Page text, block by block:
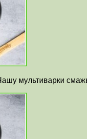
мультиварки